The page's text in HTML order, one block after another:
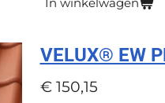
VELUX® EW
€ 150,15